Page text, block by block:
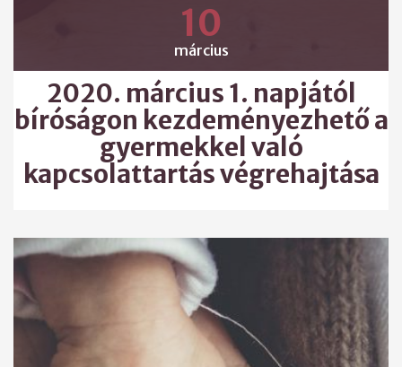
10
március
2020. március 1. napjától
bíróságon kezdeményezhető a
gyermekkel való
kapcsolattartás végrehajtása